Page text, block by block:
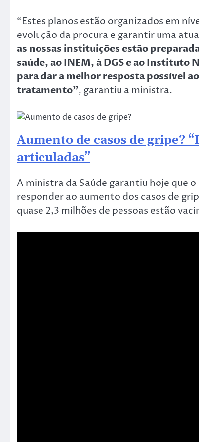
“Estes planos estão organizados em
evolução da procura e garantir uma
as nossas instituições estão
saúde, ao INEM, à DGS e ao Instituto
para dar a melhor resposta possível
tratamento”, garantiu a ministra.
Aumento de casos de gripe?
articuladas”
A ministra da Saúde garantiu hoje que
responder ao aumento dos casos de
quase 2,3 milhões de pessoas estão